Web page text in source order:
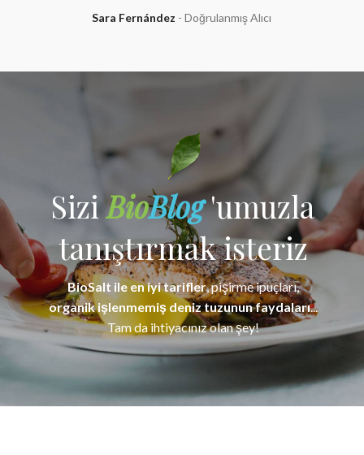
Sara Fernández Doğrulanmış Alıcı
SiziBioBlog'umuzla
tanıştırmak isteriz
BioSalt ile en iyi tarifler, pişirme ipuçları,
organik işlenmemiş deniz tuzunun faydaları...
Tam da ihtiyacınız olan şey!